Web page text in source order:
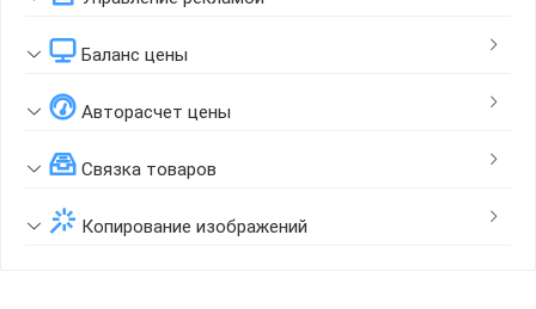
Баланс цены
Авторасчет цены
Связка товаров
Копирование изображений